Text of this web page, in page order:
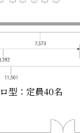
ロ型：定員40名